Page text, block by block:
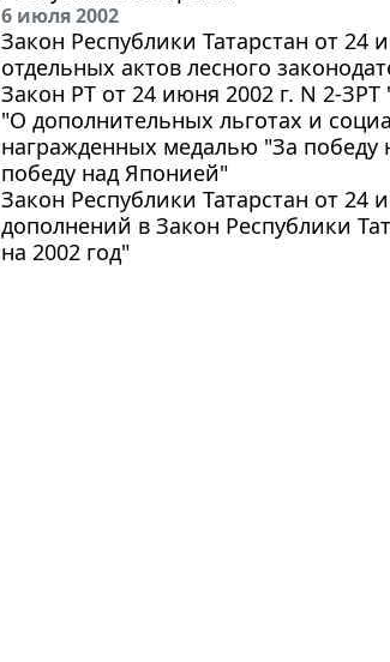
6 июля 2002
Закон Республики Татарстан от
отдельных актов лесного
Закон РТ от 24 июня 2002 г. N 2-
"О дополнительных льготах и
награжденных медалью "За победу
победу над Японией"
Закон Республики Татарстан от
дополнений в Закон Республики
на 2002 год"